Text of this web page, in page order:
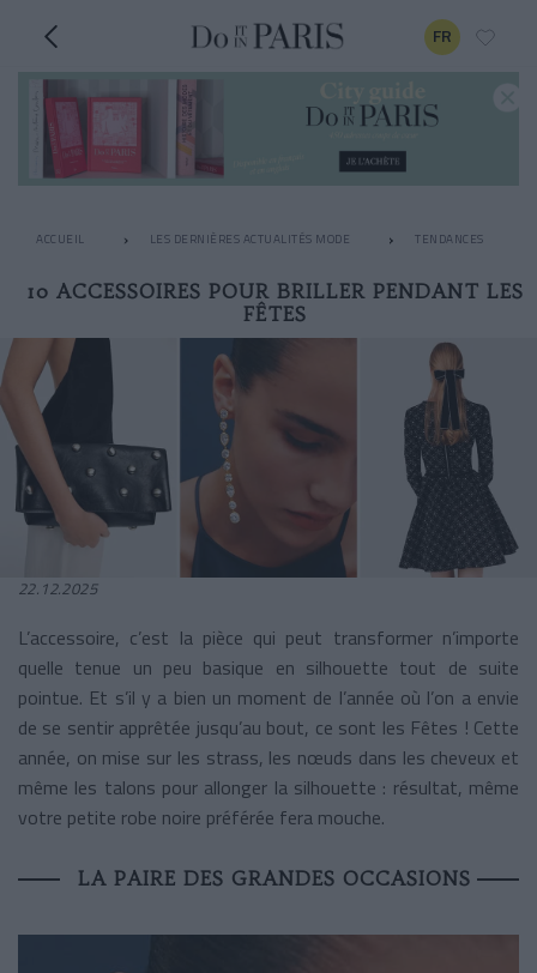
FR
ACCUEIL LES DERNIÈRES ACTUALITÉS MODE TENDANCES
10 ACCESSOIRES POUR BRILLER PENDANT LES
FÊTES
22.12.2025
L’accessoire, c’est la pièce qui peut transformer n’importe
quelle tenue un peu basique en silhouette tout de suite
pointue. Et s’il y a bien un moment de l’année où l’on a envie
de se sentir apprêtée jusqu’au bout, ce sont les Fêtes ! Cette
année, on mise sur les strass, les nœuds dans les cheveux et
même les talons pour allonger la silhouette : résultat, même
votre petite robe noire préférée fera mouche.
LA PAIRE DES GRANDES OCCASIONS